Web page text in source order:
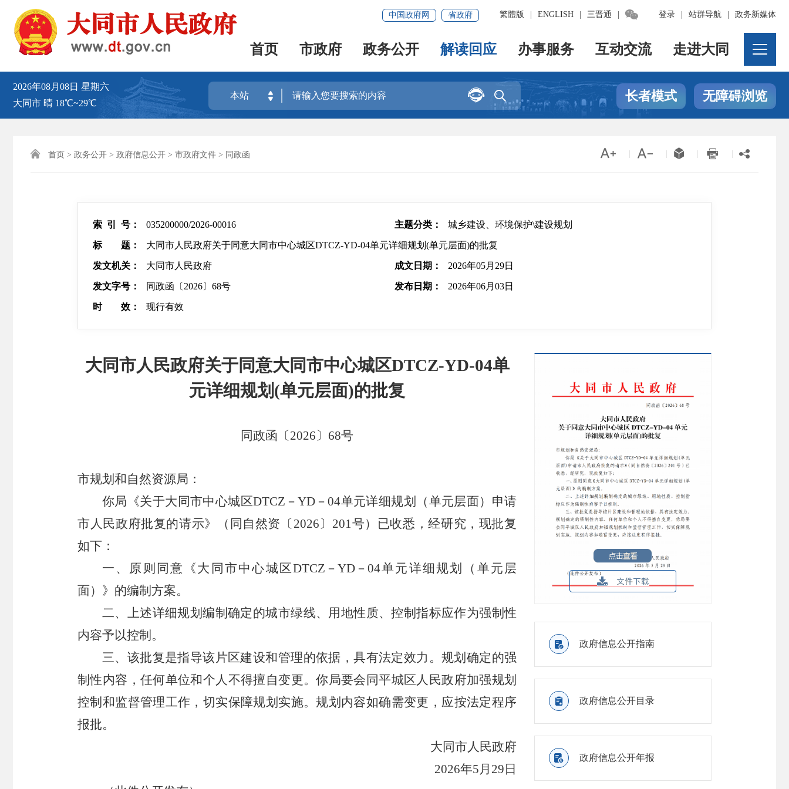
登录 站群导航 政务新媒体
繁體版 ENGLISH 三晋通 
中国政府网 省政府
首页 市政府 政务公开 解读回应 办事服务 互动交流 走进大同
2026年08月08日 星期六
大同市 晴 18℃~29℃
本站 
 长者模式 无障碍浏览
 首页 > 政务公开 > 政府信息公开 > 市政府文件 > 同政函     
索 引 号： 035200000/2026-00016 主题分类： 城乡建设、环境保护\建设规划
标 题： 大同市人民政府关于同意大同市中心城区DTCZ-YD-04单元详细规划(单元层面)的批复
发文机关： 大同市人民政府 成文日期： 2026年05月29日
发文字号： 同政函〔2026〕68号 发布日期： 2026年06月03日
时 效： 现行有效
大同市人民政府关于同意大同市中心城区DTCZ-YD-04单
元详细规划(单元层面)的批复
同政函〔2026〕68号
市规划和自然资源局：
你局《关于大同市中心城区DTCZ－YD－04单元详细规划（单元层面）申请
市人民政府批复的请示》（同自然资〔2026〕201号）已收悉，经研究，现批复
如下：
一、原则同意《大同市中心城区DTCZ－YD－04单元详细规划（单元层
面）》的编制方案。
二、上述详细规划编制确定的城市绿线、用地性质、控制指标应作为强制性
内容予以控制。
三、该批复是指导该片区建设和管理的依据，具有法定效力。规划确定的强
制性内容，任何单位和个人不得擅自变更。你局要会同平城区人民政府加强规划
控制和监督管理工作，切实保障规划实施。规划内容如确需变更，应按法定程序
报批。
大同市人民政府
2026年5月29日
 市政府新闻发布
 政府信息公开指南
 政府信息公开目录
 政府信息公开年报